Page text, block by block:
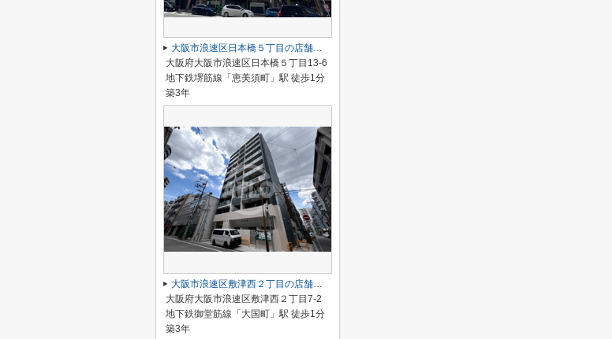
大阪市浪速区日本橋５丁目の店舗一部
大阪府大阪市浪速区日本橋５丁目13-6
地下鉄堺筋線「恵美須町」駅 徒歩1分
築3年
大阪市浪速区敷津西２丁目の店舗一部
大阪府大阪市浪速区敷津西２丁目7-2
地下鉄御堂筋線「大国町」駅 徒歩1分
築3年